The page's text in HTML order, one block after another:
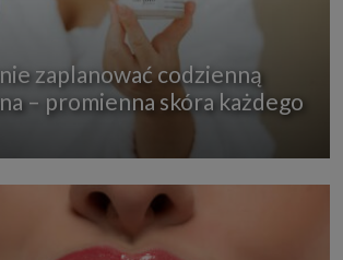
zaplanować codzienną
– promienna skóra każdego